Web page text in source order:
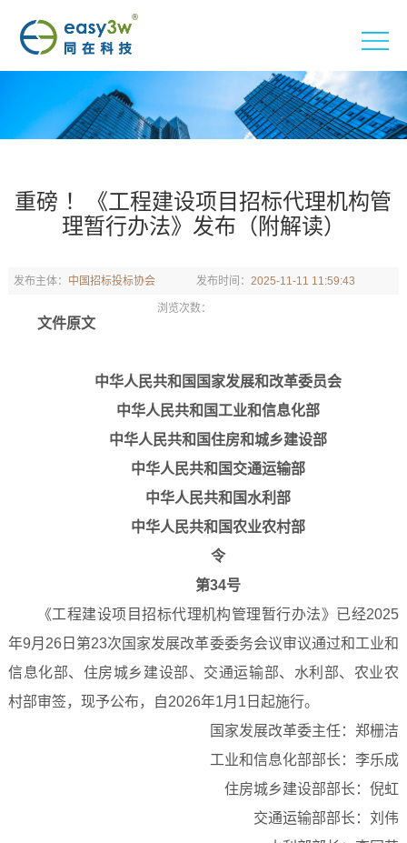
重磅 ！《工程建设项目招标代理机构管
理暂行办法》发布（附解读）
发布主体： 中国招标投标协会 发布时间： 2025-11-11 11:59:43
浏览次数：
文件原文
中华人民共和国国家发展和改革委员会
中华人民共和国工业和信息化部
中华人民共和国住房和城乡建设部
中华人民共和国交通运输部
中华人民共和国水利部
中华人民共和国农业农村部
令
第34号
《工程建设项目招标代理机构管理暂行办法》已经2025
年9月26日第23次国家发展改革委委务会议审议通过和工业和
信息化部、住房城乡建设部、交通运输部、水利部、农业农
村部审签，现予公布，自2026年1月1日起施行。
国家发展改革委主任：郑栅洁
工业和信息化部部长：李乐成
住房城乡建设部部长：倪虹
交通运输部部长：刘伟